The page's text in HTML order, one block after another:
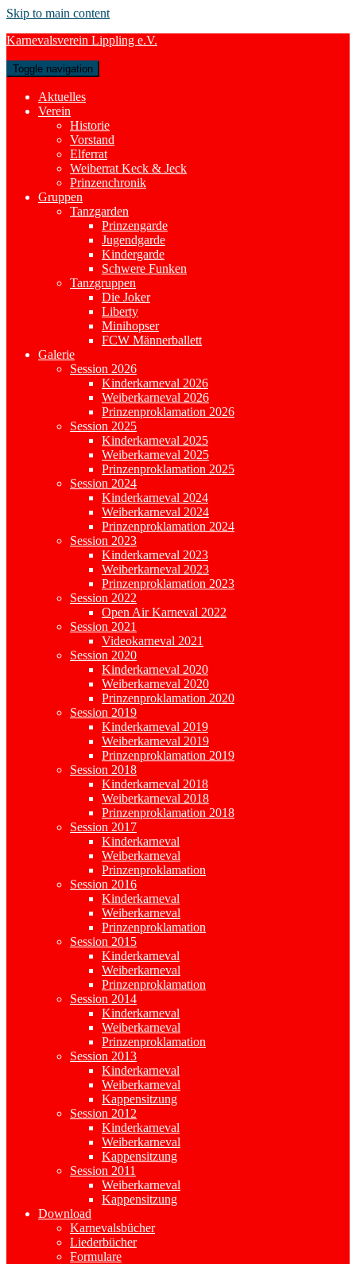
Skip to main content
Karnevalsverein Lippling e.V.
Toggle navigation
Aktuelles
Verein
Historie
Vorstand
Elferrat
Weiberrat Keck & Jeck
Prinzenchronik
Gruppen
Tanzgarden
Prinzengarde
Jugendgarde
Kindergarde
Schwere Funken
Tanzgruppen
Die Joker
Liberty
Minihopser
FCW Männerballett
Galerie
Session 2026
Kinderkarneval 2026
Weiberkarneval 2026
Prinzenproklamation 2026
Session 2025
Kinderkarneval 2025
Weiberkarneval 2025
Prinzenproklamation 2025
Session 2024
Kinderkarneval 2024
Weiberkarneval 2024
Prinzenproklamation 2024
Session 2023
Kinderkarneval 2023
Weiberkarneval 2023
Prinzenproklamation 2023
Session 2022
Open Air Karneval 2022
Session 2021
Videokarneval 2021
Session 2020
Kinderkarneval 2020
Weiberkarneval 2020
Prinzenproklamation 2020
Session 2019
Kinderkarneval 2019
Weiberkarneval 2019
Prinzenproklamation 2019
Session 2018
Kinderkarneval 2018
Weiberkarneval 2018
Prinzenproklamation 2018
Session 2017
Kinderkarneval
Weiberkarneval
Prinzenproklamation
Session 2016
Kinderkarneval
Weiberkarneval
Prinzenproklamation
Session 2015
Kinderkarneval
Weiberkarneval
Prinzenproklamation
Session 2014
Kinderkarneval
Weiberkarneval
Prinzenproklamation
Session 2013
Kinderkarneval
Weiberkarneval
Kappensitzung
Session 2012
Kinderkarneval
Weiberkarneval
Kappensitzung
Session 2011
Weiberkarneval
Kappensitzung
Download
Karnevalsbücher
Liederbücher
Formulare